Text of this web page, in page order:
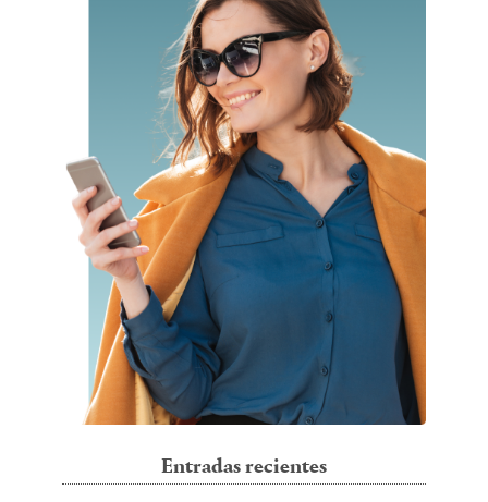
Entradas recientes